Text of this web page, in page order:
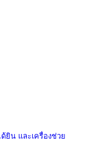
ยิน และเครื่องช่วย